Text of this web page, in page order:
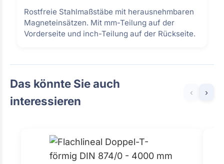
Rostfreie Stahlmaßstäbe mit herausnehmbaren
Magneteinsätzen. Mit mm-Teilung auf der
Vorderseite und inch-Teilung auf der Rückseite.
Das könnte Sie auch
interessieren
‹ ›